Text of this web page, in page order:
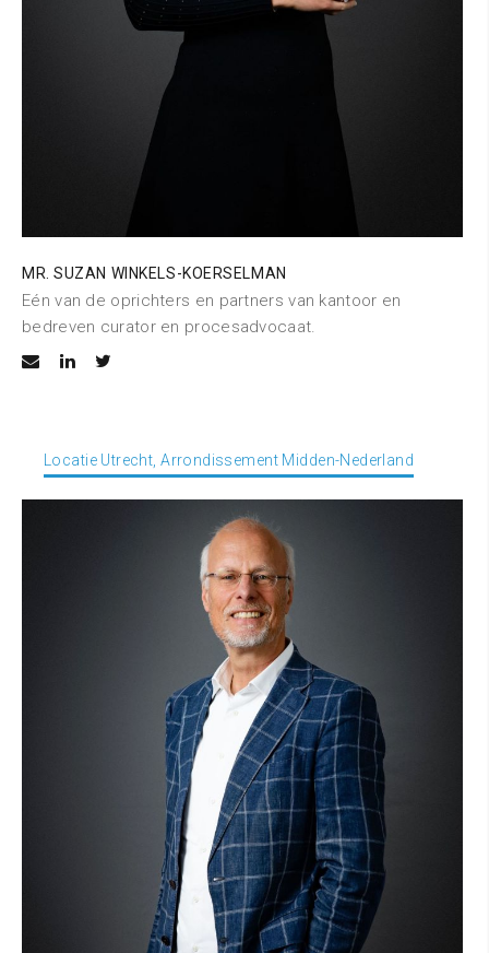
MR. SUZAN WINKELS-KOERSELMAN
Eén van de oprichters en partners van kantoor en
bedreven curator en procesadvocaat.
Locatie Utrecht, Arrondissement Midden-Nederland